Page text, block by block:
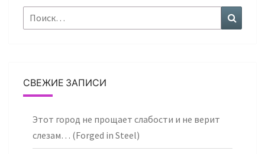
Найти:
СВЕЖИЕ ЗАПИСИ
Этот город не прощает слабости и не верит
слезам… (Forged in Steel)